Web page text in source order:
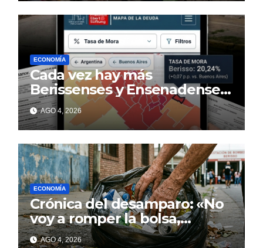
ECONOMÍA
Cada vez hay más
Berissenses y Ensenadenses
con deudas incobrables
AGO 4, 2026
ECONOMÍA
Crónica del desamparo: «No
voy a romper la bolsa,
quédese tranquilo…»
AGO 4, 2026